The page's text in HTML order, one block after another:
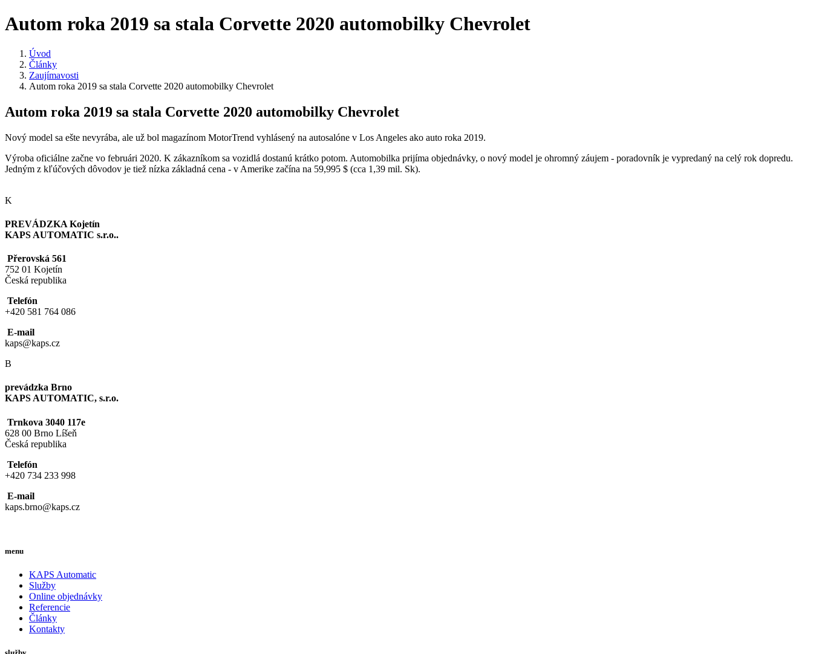
Autom roka 2019 sa stala Corvette 2020 automobilky Chevrolet
Úvod
Články
Zaujímavosti
Autom roka 2019 sa stala Corvette 2020 automobilky Chevrolet
Autom roka 2019 sa stala Corvette 2020 automobilky Chevrolet
Nový model sa ešte nevyrába, ale už bol magazínom MotorTrend vyhlásený na autosalóne v Los Angeles ako auto roka 2019.
Výroba oficiálne začne vo februári 2020. K zákazníkom sa vozidlá dostanú krátko potom. Automobilka prijíma objednávky, o nový model je ohromný záujem - poradovník je vypredaný na celý rok dopredu.
Jedným z kľúčových dôvodov je tiež nízka základná cena - v Amerike začína na 59,995 $ (cca 1,39 mil. Sk).
K
PREVÁDZKA Kojetín
KAPS AUTOMATIC s.r.o..
Přerovská 561
752 01 Kojetín
Česká republika
Telefón
+420 581 764 086
E-mail
kaps@kaps.cz
B
prevádzka Brno
KAPS AUTOMATIC, s.r.o.
Trnkova 3040 117e
628 00 Brno Líšeň
Česká republika
Telefón
+420 734 233 998
E-mail
kaps.brno@kaps.cz
menu
KAPS Automatic
Služby
Online objednávky
Referencie
Články
Kontakty